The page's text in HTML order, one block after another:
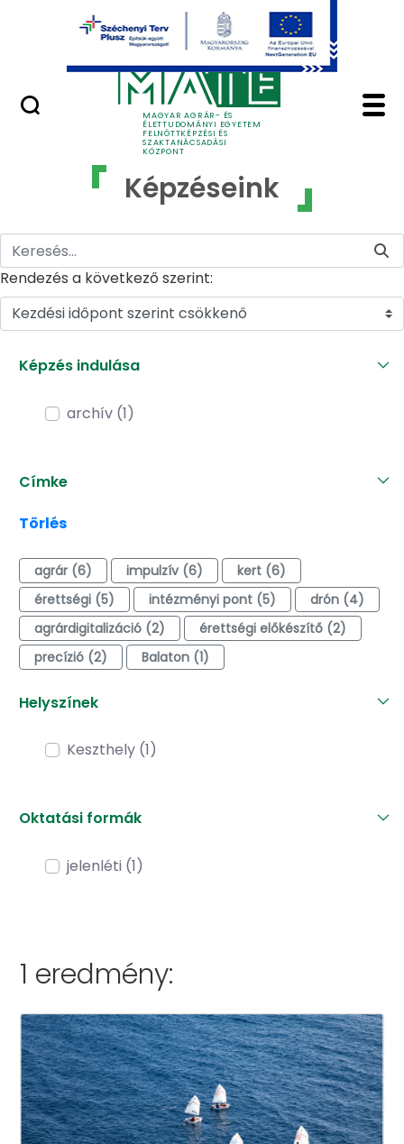
Ugrás a fő tartalomhoz
MAGYAR AGRÁR- ÉS
ÉLETTUDOMÁNYI EGYETEM
FELNŐTTKÉPZÉSI ÉS
SZAKTANÁCSADÁSI
KÖZPONT
Képzéseink - MATE
Képzéseink
Rendezés a következő szerint:
Kezdési időpont szerint csökkenő
Képzés indulása
archív (1)
Címke
Törlés
agrár (6) impulzív (6)
kert (6)
érettségi (5)
intézményi pont (5)
drón (4)
agrárdigitalizáció (2)
érettségi előkészítő (2)
precízió (2)
Balaton (1)
Helyszínek
Keszthely (1)
Oktatási formák
jelenléti (1)
1 eredmény: